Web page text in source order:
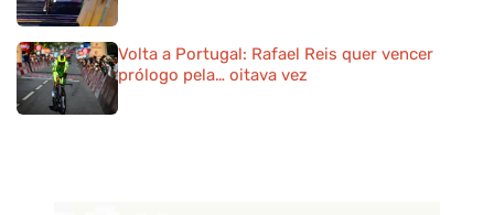
Volta a Portugal: Rafael Reis quer vencer
prólogo pela… oitava vez